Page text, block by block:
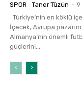
SPOR Taner Tüzün - 9
İçecek, Avrupa
Almanya’nın önemli
güçlerini...